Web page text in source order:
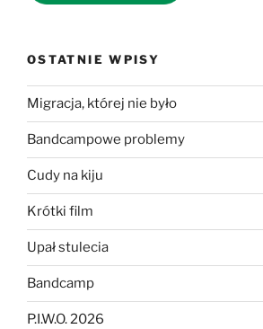
OSTATNIE WPISY
Migracja, której nie było
Bandcampowe problemy
Cudy na kiju
Krótki film
Upał stulecia
Bandcamp
P.I.W.O. 2026